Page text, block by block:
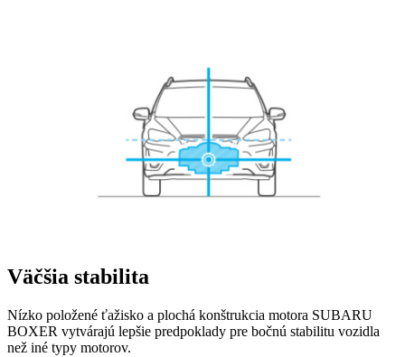
Väčšia stabilita
Nízko položené ťažisko a plochá konštrukcia motora SUBARU
BOXER vytvárajú lepšie predpoklady pre bočnú stabilitu vozidla
než iné typy motorov.